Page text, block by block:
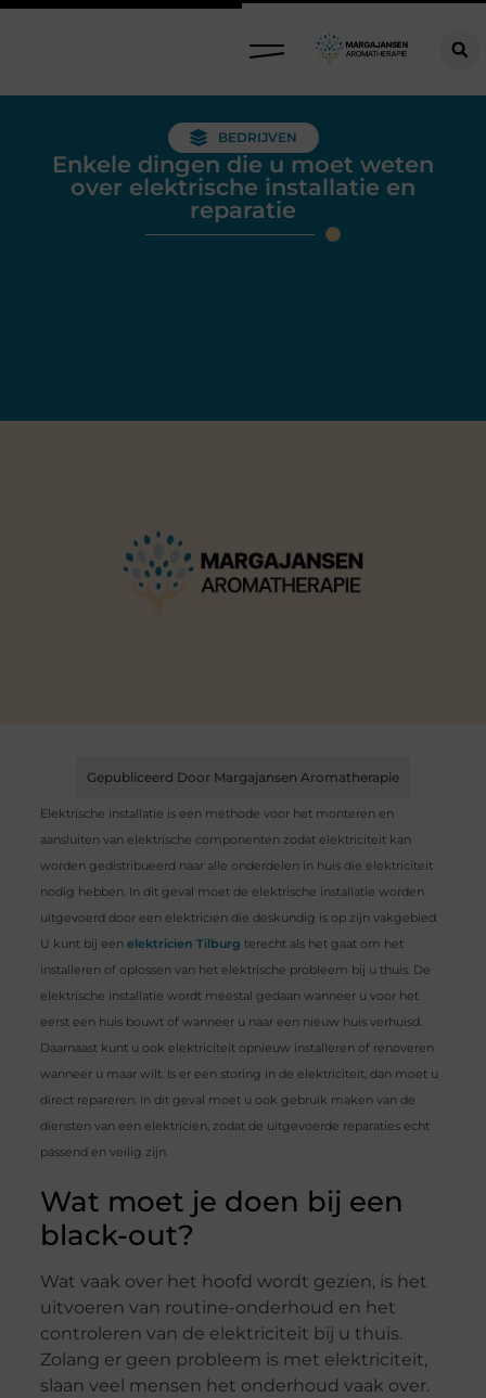
BEDRIJVEN
Enkele dingen die u moet weten
over elektrische installatie en
reparatie
Gepubliceerd Door Margajansen Aromatherapie
Elektrische installatie is een methode voor het monteren en
aansluiten van elektrische componenten zodat elektriciteit kan
worden gedistribueerd naar alle onderdelen in huis die elektriciteit
nodig hebben. In dit geval moet de elektrische installatie worden
uitgevoerd door een elektricien die deskundig is op zijn vakgebied.
U kunt bij een elektricien Tilburg terecht als het gaat om het
installeren of oplossen van het elektrische probleem bij u thuis. De
elektrische installatie wordt meestal gedaan wanneer u voor het
eerst een huis bouwt of wanneer u naar een nieuw huis verhuisd.
Daarnaast kunt u ook elektriciteit opnieuw installeren of renoveren
wanneer u maar wilt. Is er een storing in de elektriciteit, dan moet u
direct repareren. In dit geval moet u ook gebruik maken van de
diensten van een elektricien, zodat de uitgevoerde reparaties echt
passend en veilig zijn.
Wat moet je doen bij een
black-out?
Wat vaak over het hoofd wordt gezien, is het
uitvoeren van routine-onderhoud en het
controleren van de elektriciteit bij u thuis.
Zolang er geen probleem is met elektriciteit,
slaan veel mensen het onderhoud vaak over.